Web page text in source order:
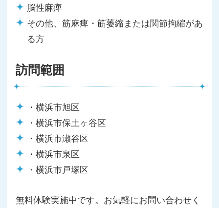
脳性麻痺
その他、筋麻痺・筋萎縮または関節拘縮があ
る方
訪問範囲
・横浜市旭区
・横浜市保土ヶ谷区
・横浜市瀬谷区
・横浜市泉区
・横浜市戸塚区
無料体験実施中です。お気軽にお問い合わせく